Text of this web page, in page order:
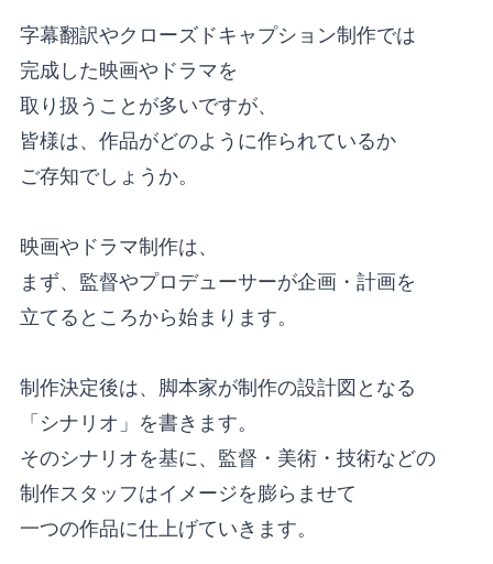
字幕翻訳やクローズドキャプション制作では
完成した映画やドラマを
取り扱うことが多いですが、
皆様は、作品がどのように作られているか
ご存知でしょうか。
映画やドラマ制作は、
まず、監督やプロデューサーが企画・計画を
立てるところから始まります。
制作決定後は、脚本家が制作の設計図となる
「シナリオ」を書きます。
そのシナリオを基に、監督・美術・技術などの
制作スタッフはイメージを膨らませて
一つの作品に仕上げていきます。